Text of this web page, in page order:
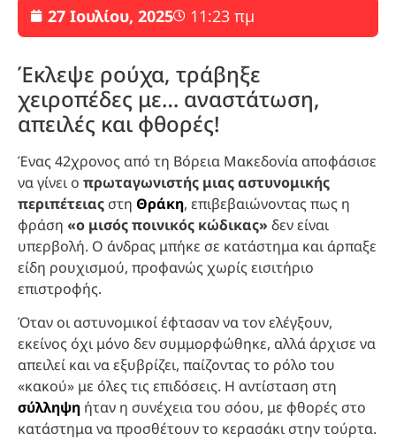
27 Ιουλίου, 2025 11:23 πμ
Έκλεψε ρούχα, τράβηξε
χειροπέδες με… αναστάτωση,
απειλές και φθορές!
Ένας 42χρονος από τη Βόρεια Μακεδονία αποφάσισε
να γίνει ο πρωταγωνιστής μιας αστυνομικής
περιπέτειας στη Θράκη, επιβεβαιώνοντας πως η
φράση «ο μισός ποινικός κώδικας» δεν είναι
υπερβολή. Ο άνδρας μπήκε σε κατάστημα και άρπαξε
είδη ρουχισμού, προφανώς χωρίς εισιτήριο
επιστροφής.
Όταν οι αστυνομικοί έφτασαν να τον ελέγξουν,
εκείνος όχι μόνο δεν συμμορφώθηκε, αλλά άρχισε να
απειλεί και να εξυβρίζει, παίζοντας το ρόλο του
«κακού» με όλες τις επιδόσεις. Η αντίσταση στη
σύλληψη ήταν η συνέχεια του σόου, με φθορές στο
κατάστημα να προσθέτουν το κερασάκι στην τούρτα.